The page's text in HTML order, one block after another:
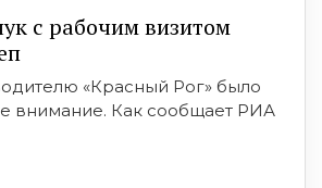
с рабочим визитом
«Красный Рог» было
внимание. Как сообщает РИА